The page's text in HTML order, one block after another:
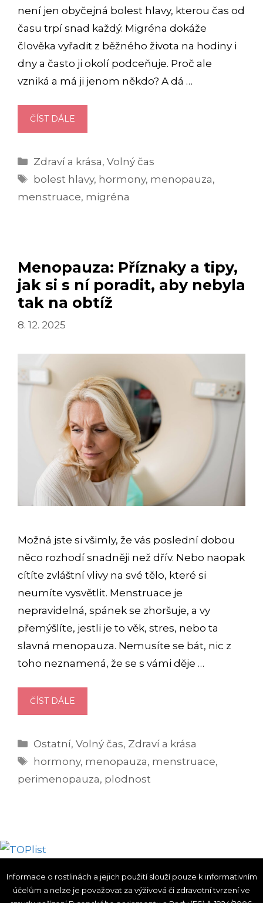
není jen obyčejná bolest hlavy, kterou čas od
času trpí snad každý. Migréna dokáže
člověka vyřadit z běžného života na hodiny i
dny a často ji okolí podceňuje. Proč ale
vzniká a má ji jenom někdo? A dá …
ČÍST DÁLE
PŘÍZNAKY,
A
TIPY
Rubriky
Zdraví a krása,Volný čas
Štítky
bolest hlavy, hormony, menopauza,
menstruace, migréna
Menopauza: Příznaky a tipy,
jak si s ní poradit, aby nebyla
tak na obtíž
8. 12. 2025
Možná jste si všimly, že vás poslední dobou
něco rozhodí snadněji než dřív. Nebo naopak
cítíte zvláštní vlivy na své tělo, které si
neumíte vysvětlit. Menstruace je
nepravidelná, spánek se zhoršuje, a vy
přemýšlíte, jestli je to věk, stres, nebo ta
slavná menopauza. Nemusíte se bát, nic z
toho neznamená, že se s vámi děje …
ČÍST DÁLE
PŘÍZNAKY
TIPY,
JAK
TAK
NA
OBTÍŽ
Rubriky
Ostatní,Volný čas, Zdraví a krása
Štítky
hormony, menopauza, menstruace,
perimenopauza, plodnost
Informace o rostlinách a jejich použití slouží pouze k informativním
účelům a nelze je považovat za výživová či zdravotní tvrzení ve